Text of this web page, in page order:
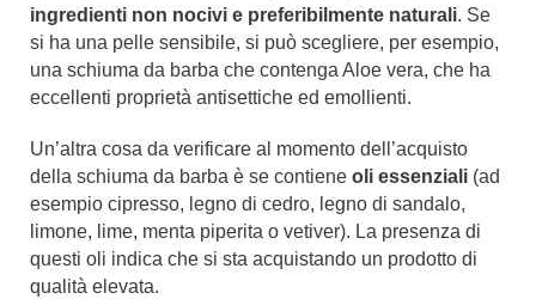
ingredienti non nocivi e preferibilmente naturali. Se
si ha una pelle sensibile, si può scegliere, per esempio,
una schiuma da barba che contenga Aloe vera, che ha
eccellenti proprietà antisettiche ed emollienti.
Un’altra cosa da verificare al momento dell’acquisto
della schiuma da barba è se contiene oli essenziali (ad
esempio cipresso, legno di cedro, legno di sandalo,
limone, lime, menta piperita o vetiver). La presenza di
questi oli indica che si sta acquistando un prodotto di
qualità elevata.